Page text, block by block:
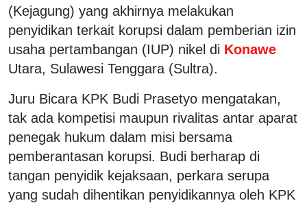
(Kejagung) yang akhirnya melakukan
penyidikan terkait korupsi dalam pemberian izin
usaha pertambangan (IUP) nikel di Konawe
Utara, Sulawesi Tenggara (Sultra).
Juru Bicara KPK Budi Prasetyo mengatakan,
tak ada kompetisi maupun rivalitas antar aparat
penegak hukum dalam misi bersama
pemberantasan korupsi. Budi berharap di
tangan penyidik kejaksaan, perkara serupa
yang sudah dihentikan penyidikannya oleh KPK